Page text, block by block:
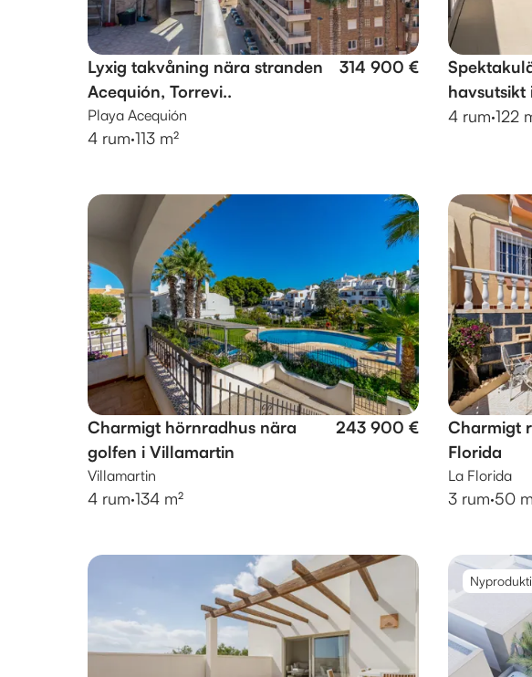
Lyxig takvåning nära stranden
Acequión, Torrevi..
314 900 €
Playa Acequión
4 rum·113 m²
havsutsikt
4 rum·122
Charmigt hörnradhus nära
golfen i Villamartin
243 900 €
Villamartin
4 rum·134 m²
Charmigt
Florida
La Florida
3 rum·50